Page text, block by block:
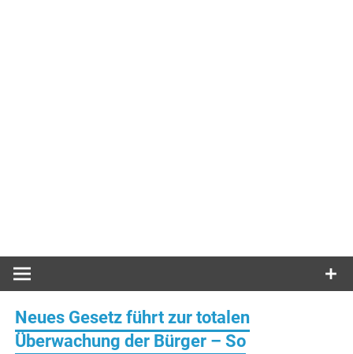
Neues Gesetz führt zur totalen
Überwachung der Bürger – So